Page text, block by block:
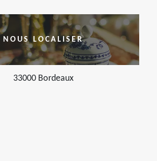
NOUS LOCALISER
33000 Bordeaux